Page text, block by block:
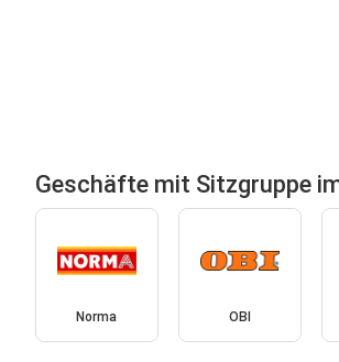
Geschäfte mit Sitzgruppe
Norma OBI